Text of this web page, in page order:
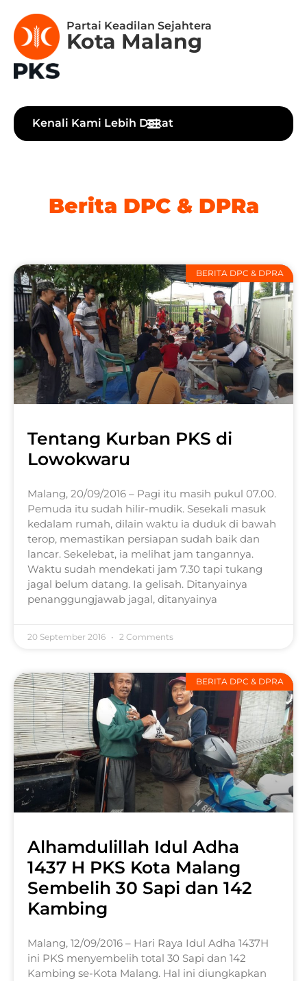
Partai Keadilan Sejahtera
Kota Malang
Kenali Kami Lebih Dekat
Berita DPC & DPRa
BERITA DPC & DPRA
Tentang Kurban PKS di
Lowokwaru
Malang, 20/09/2016 – Pagi itu masih pukul 07.00.
Pemuda itu sudah hilir-mudik. Sesekali masuk
kedalam rumah, dilain waktu ia duduk di bawah
terop, memastikan persiapan sudah baik dan
lancar. Sekelebat, ia melihat jam tangannya.
Waktu sudah mendekati jam 7.30 tapi tukang
jagal belum datang. Ia gelisah. Ditanyainya
penanggungjawab jagal, ditanyainya
20 September 2016 2 Comments
BERITA DPC & DPRA
Alhamdulillah Idul Adha
1437 H PKS Kota Malang
Sembelih 30 Sapi dan 142
Kambing
Malang, 12/09/2016 – Hari Raya Idul Adha 1437H
ini PKS menyembelih total 30 Sapi dan 142
Kambing se-Kota Malang. Hal ini diungkapkan